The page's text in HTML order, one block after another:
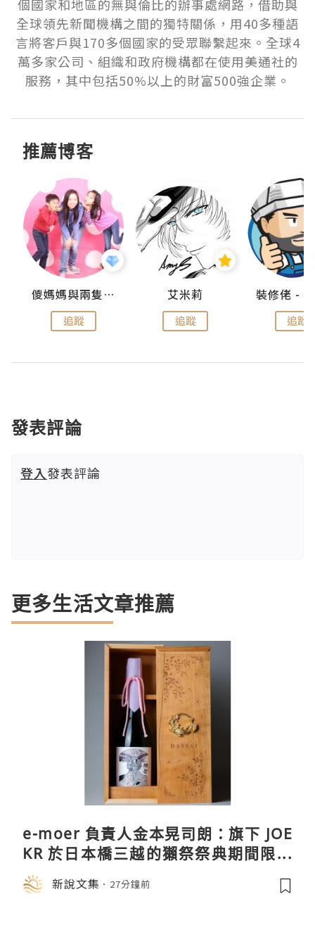
個國家和地區的無與倫比的辦事處網路，借助與
全球領先新聞機構之間的獨特關係，用40多種語
言將客戶與170多個國家的受眾聯繫起來。全球4
萬多家公司、組織和政府機構都在使用美通社的
服務，其中包括50%以上的財富500強企業。
推薦博客
儍媽媽與兩隻小魔怪之家
追蹤
艾米莉
追蹤 追蹤
發表評論
登入發表評論
更多生活文章推薦
e-moer 負責人金本晃司朗：旗下 JOE
KR 於日本橋三越的獺祭祭典期間限定
店中，與日伸貴金属的東京銀器工匠一
同參展新說文集 27分鐘前